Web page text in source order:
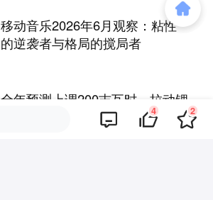
移动音乐2026年6月观察：粘性
的逆袭者与格局的搅局者
全年预测上调200吉瓦时，拉动锂
电的已经不是汽车
4 2